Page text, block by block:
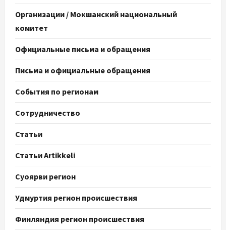
Организации / Мокшанский национальный
комитет
Официальные письма и обращения
Письма и официальные обращения
События по регионам
Сотрудничество
Статьи
Статьи Artikkeli
Суоярви регион
Удмуртия регион происшествия
Финляндия регион происшествия